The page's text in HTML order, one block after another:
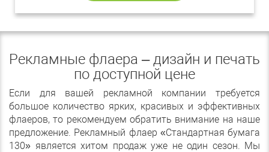
Рекламные флаера – дизайн и печать
по доступной цене
Если для вашей рекламной компании требуется
большое количество ярких, красивых и эффективных
флаеров, то рекомендуем обратить внимание на наше
предложение. Рекламный флаер «Стандартная бумага
130» является хитом продаж уже не один сезон. Мы